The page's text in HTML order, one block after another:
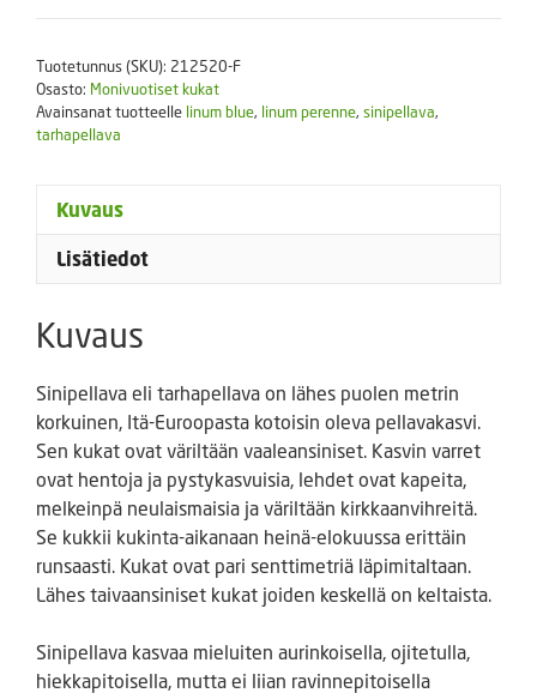
perenne
määrä
Tuotetunnus (SKU): 212520-F
Osasto: Monivuotiset kukat
Avainsanat tuotteelle linum blue, linum perenne, sinipellava,
tarhapellava
Kuvaus
Lisätiedot
Kuvaus
Sinipellava eli tarhapellava on lähes puolen metrin
korkuinen, Itä-Euroopasta kotoisin oleva pellavakasvi.
Sen kukat ovat väriltään vaaleansiniset. Kasvin varret
ovat hentoja ja pystykasvuisia, lehdet ovat kapeita,
melkeinpä neulaismaisia ja väriltään kirkkaanvihreitä.
Se kukkii kukinta-aikanaan heinä-elokuussa erittäin
runsaasti. Kukat ovat pari senttimetriä läpimitaltaan.
Lähes taivaansiniset kukat joiden keskellä on keltaista.
Sinipellava kasvaa mieluiten aurinkoisella, ojitetulla,
hiekkapitoisella, mutta ei liian ravinnepitoisella